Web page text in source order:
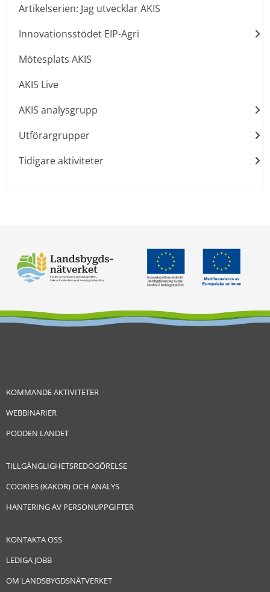
Artikelserien: Jag utvecklar AKIS
Innovationsstödet EIP-Agri
Mötesplats AKIS
AKIS Live
AKIS analysgrupp
Utförargrupper
Tidigare aktiviteter
KOMMANDE AKTIVITETER
WEBBINARIER
PODDEN LANDET
TILLGÄNGLIGHETSREDOGÖRELSE
COOKIES (KAKOR) OCH ANALYS
HANTERING AV PERSONUPPGIFTER
KONTAKTA OSS
LEDIGA JOBB
OM LANDSBYGDSNÄTVERKET